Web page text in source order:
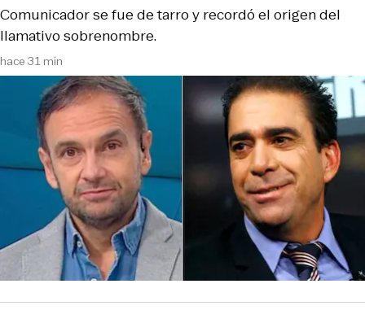
hace 31 min
Comunicador se fue de tarro y recordó el origen del
llamativo sobrenombre.